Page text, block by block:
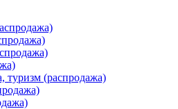
туризм (распродажа)